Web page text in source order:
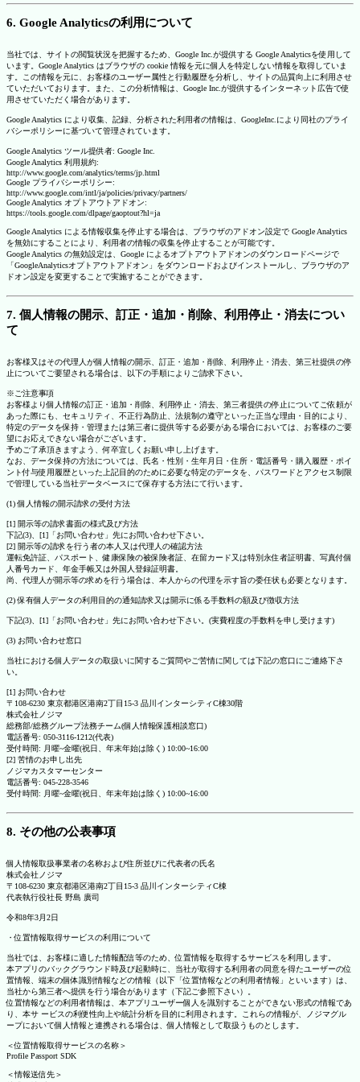
6. Google Analyticsの利用について
当社では、サイトの閲覧状況を把握するため、Google Inc.が提供する Google Analyticsを使用して
います。Google Analytics はブラウザの cookie 情報を元に個人を特定しない情報を取得していま
す。この情報を元に、お客様のユーザー属性と行動履歴を分析し、サイトの品質向上に利用させ
ていただいております。また、この分析情報は、Google Inc.が提供するインターネット広告で使
用させていただく場合があります。
Google Analytics により収集、記録、分析された利用者の情報は、GoogleInc.により同社のプライ
バシーポリシーに基づいて管理されています。
Google Analytics ツール提供者: Google Inc.
Google Analytics 利用規約:
http://www.google.com/analytics/terms/jp.html
Google プライバシーポリシー:
http://www.google.com/intl/ja/policies/privacy/partners/
Google Analytics オプトアウトアドオン:
https://tools.google.com/dlpage/gaoptout?hl=ja
Google Analytics による情報収集を停止する場合は、ブラウザのアドオン設定で Google Analytics
を無効にすることにより、利用者の情報の収集を停止することが可能です。
Google Analytics の無効設定は、Google によるオプトアウトアドオンのダウンロードページで
「GoogleAnalyticsオプトアウトアドオン」をダウンロードおよびインストールし、ブラウザのア
ドオン設定を変更することで実施することができます。
7. 個人情報の開示、訂正・追加・削除、利用停止・消去につい
て
お客様又はその代理人が個人情報の開示、訂正・追加・削除、利用停止・消去、第三社提供の停
止についてご要望される場合は、以下の手順によりご請求下さい。
※ご注意事項
お客様より個人情報の訂正・追加・削除、利用停止・消去、第三者提供の停止についてご依頼が
あった際にも、セキュリティ、不正行為防止、法規制の遵守といった正当な理由・目的により、
特定のデータを保持・管理または第三者に提供等する必要がある場合においては、お客様のご要
望にお応えできない場合がございます。
予めご了承頂きますよう、何卒宜しくお願い申し上げます。
なお、データ保持の方法については、氏名・性別・生年月日・住所・電話番号・購入履歴・ポイ
ント付与使用履歴といった上記目的のために必要な特定のデータを、パスワードとアクセス制限
で管理している当社データベースにて保存する方法にて行います。
(1) 個人情報の開示請求の受付方法
[1] 開示等の請求書面の様式及び方法
下記(3)、[1]「お問い合わせ」先にお問い合わせ下さい。
[2] 開示等の請求を行う者の本人又は代理人の確認方法
運転免許証、パスポート、健康保険の被保険者証、在留カード又は特別永住者証明書、写真付個
人番号カード、年金手帳又は外国人登録証明書。
尚、代理人が開示等の求めを行う場合は、本人からの代理を示す旨の委任状も必要となります。
(2) 保有個人データの利用目的の通知請求又は開示に係る手数料の額及び徴収方法
下記(3)、[1]「お問い合わせ」先にお問い合わせ下さい。(実費程度の手数料を申し受けます)
(3) お問い合わせ窓口
当社における個人データの取扱いに関するご質問やご苦情に関しては下記の窓口にご連絡下さ
い。
[1] お問い合わせ
〒108-6230 東京都港区港南2丁目15-3 品川インターシティC棟30階
株式会社ノジマ
総務部/総務グループ法務チーム(個人情報保護相談窓口)
電話番号: 050-3116-1212(代表)
受付時間: 月曜~金曜(祝日、年末年始は除く) 10:00~16:00
[2] 苦情のお申し出先
ノジマカスタマーセンター
電話番号: 045-228-3546
受付時間: 月曜~金曜(祝日、年末年始は除く) 10:00~16:00
8. その他の公表事項
個人情報取扱事業者の名称および住所並びに代表者の氏名
株式会社ノジマ
〒108-6230 東京都港区港南2丁目15-3 品川インターシティC棟
代表執行役社長 野島 廣司
令和8年3月2日
・位置情報取得サービスの利用について
当社では、お客様に適した情報配信等のため、位置情報を取得するサービスを利用します。
本アプリのバックグラウンド時及び起動時に、当社が取得する利用者の同意を得たユーザーの位
置情報、端末の個体識別情報などの情報（以下「位置情報などの利用者情報」といいます）は、
当社から第三者へ提供を行う場合があります（下記ご参照下さい）。
位置情報などの利用者情報は、本アプリユーザー個人を識別することができない形式の情報であ
り、本サ ービスの利便性向上や統計分析を目的に利用されます。これらの情報が、ノジマグル
ープにおいて個人情報と連携される場合は、個人情報として取扱うものとします。
＜位置情報取得サービスの名称＞
Profile Passport SDK
＜情報送信先＞